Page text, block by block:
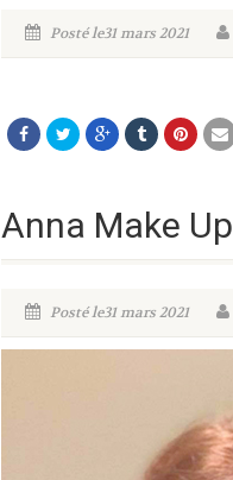
Posté le31 mars 2021
Anna Make Up
Posté le31 mars 2021